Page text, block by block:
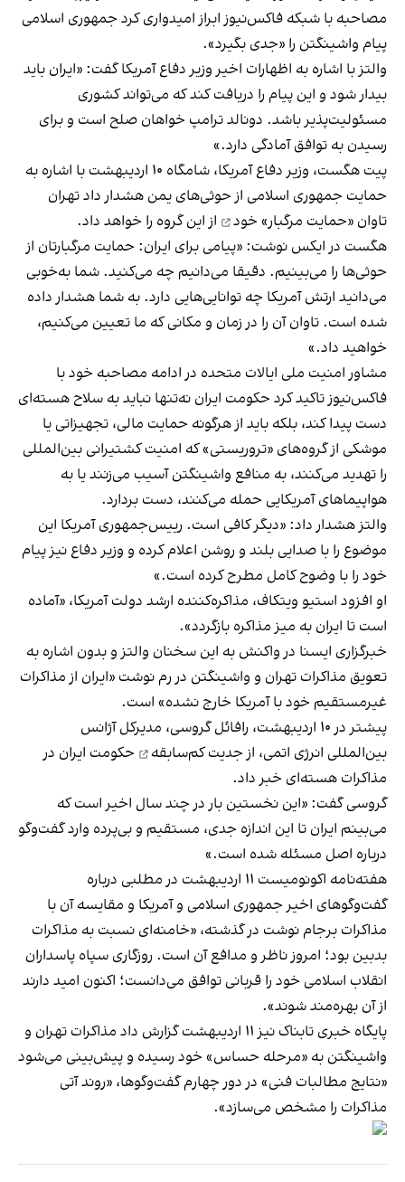
مصاحبه با شبکه فاکس‌نیوز ابراز امیدواری کرد جمهوری اسلامی
پیام واشینگتن را «جدی بگیرد».
والتز با اشاره به اظهارات اخیر وزیر دفاع آمریکا گفت: «ایران باید
بیدار شود و این پیام را دریافت کند که می‌تواند کشوری
مسئولیت‌پذیر باشد. دونالد ترامپ خواهان صلح است و برای
رسیدن به توافق آمادگی دارد.»
پیت هگست، وزیر دفاع آمریکا، شامگاه ۱۰ اردیبهشت با اشاره به
حمایت جمهوری اسلامی از حوثی‌های یمن هشدار داد تهران
تاوان «حمایت مرگبار» خود
از این گروه را خواهد داد.
هگست در ایکس نوشت: «پیامی برای ایران: حمایت مرگبارتان از
حوثی‌ها را می‌بینیم. دقیقا می‌دانیم چه می‌کنید. شما به‌خوبی
می‌دانید ارتش آمریکا چه توانایی‌هایی دارد. به شما هشدار داده
شده‌ است. تاوان آن را در زمان و مکانی که ما تعیین می‌کنیم،
خواهید داد.»
مشاور امنیت ملی ایالات متحده در ادامه مصاحبه خود با
فاکس‌نیوز تاکید کرد حکومت ایران نه‌تنها نباید به سلاح هسته‌ای
دست پیدا کند، بلکه باید از هرگونه حمایت مالی، تجهیزاتی یا
موشکی از گروه‌های «تروریستی» که امنیت کشتیرانی بین‌المللی
را تهدید می‌کنند، به منافع واشینگتن آسیب می‌زنند یا به
هواپیماهای آمریکایی حمله می‌کنند، دست بردارد.
والتز هشدار داد: «دیگر کافی است. رییس‌جمهوری آمریکا این
موضوع را با صدایی بلند و روشن اعلام کرده و وزیر دفاع نیز پیام
خود را با وضوح کامل مطرح کرده است.»
او افزود استیو ویتکاف، مذاکره‌کننده ارشد دولت آمریکا، «آماده
است تا ایران به میز مذاکره بازگردد».
خبرگزاری ایسنا در واکنش به این سخنان والتز و بدون اشاره به
تعویق مذاکرات تهران و واشینگتن در رم نوشت «ایران از مذاکرات
غیرمستقیم خود با آمریکا خارج نشده» است.
پیشتر در ۱۰ اردیبهشت، رافائل گروسی، مدیرکل آژانس
بین‌المللی انرژی اتمی، ازجدیت کم‌سابقه
حکومت ایران در
مذاکرات هسته‌ای خبر داد.
گروسی گفت: «این نخستین بار در چند سال اخیر است که
می‌بینم ایران تا این اندازه جدی، مستقیم و بی‌پرده وارد گفت‌وگو
درباره اصل مسئله شده است.»
هفته‌نامه اکونومیست ۱۱ اردیبهشت در مطلبی درباره
گفت‌وگوهای اخیر جمهوری اسلامی و آمریکا و مقایسه آن با
مذاکرات برجام نوشت در گذشته، «خامنه‌ای نسبت به مذاکرات
بدبین بود؛ امروز ناظر و مدافع آن است. روزگاری سپاه پاسداران
انقلاب اسلامی خود را قربانی توافق می‌دانست؛ اکنون امید دارند
از آن بهره‌مند شوند».
پایگاه خبری تابناک نیز ۱۱ اردیبهشت گزارش داد مذاکرات تهران و
واشینگتن به «مرحله حساس» خود رسیده و پیش‌بینی می‌شود
«نتایج مطالبات فنی» در دور چهارم گفت‌وگوها، «روند آتی
مذاکرات را مشخص می‌سازد».